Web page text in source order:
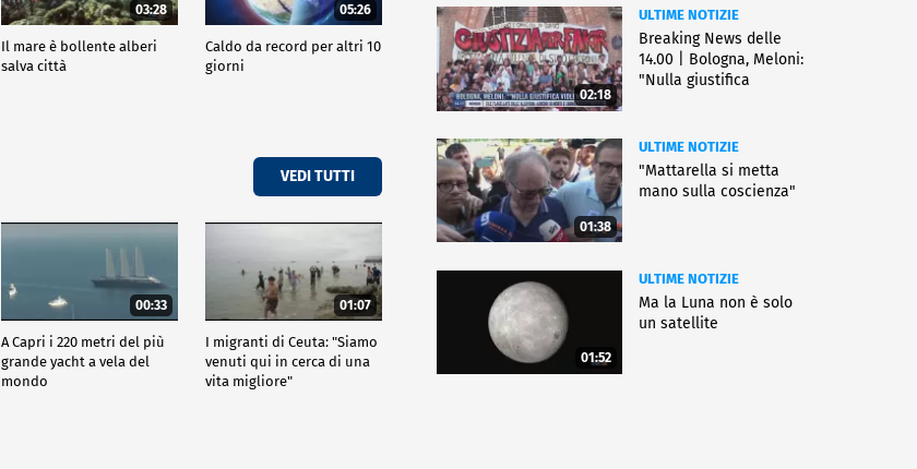
03:28
Il mare è bollente alberi
salva città
05:26
Caldo da record per altri 10
giorni
VEDI TUTTI
00:33
A Capri i 220 metri del più
grande yacht a vela del
mondo
01:07
I migranti di Ceuta: "Siamo
venuti qui in cerca di una
vita migliore"
02:18
ULTIME NOTIZIE
Breaking News delle
14.00 | Bologna, Meloni:
"Nulla giustifica
01:38
ULTIME NOTIZIE
"Mattarella si metta
mano sulla coscienza"
01:52
ULTIME NOTIZIE
Ma la Luna non è solo
un satellite